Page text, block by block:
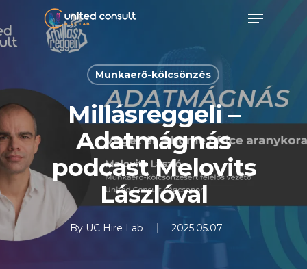
to
main
Menu
Munkaerő-kölcsönzés
Millásreggeli –
Adatmágnás
podcast Melovits
Lászlóval
By UC Hire Lab 2025.05.07.